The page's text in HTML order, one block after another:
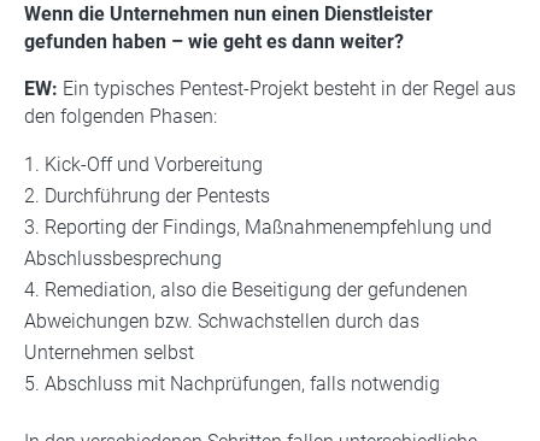
Wenn die Unternehmen nun einen Dienstleister
gefunden haben – wie geht es dann weiter?
EW: Ein typisches Pentest-Projekt besteht in der Regel aus
den folgenden Phasen:
Kick-Off und Vorbereitung
Durchführung der Pentests
Reporting der Findings, Maßnahmenempfehlung und
Abschlussbesprechung
Remediation, also die Beseitigung der gefundenen
Abweichungen bzw. Schwachstellen durch das
Unternehmen selbst
Abschluss mit Nachprüfungen, falls notwendig